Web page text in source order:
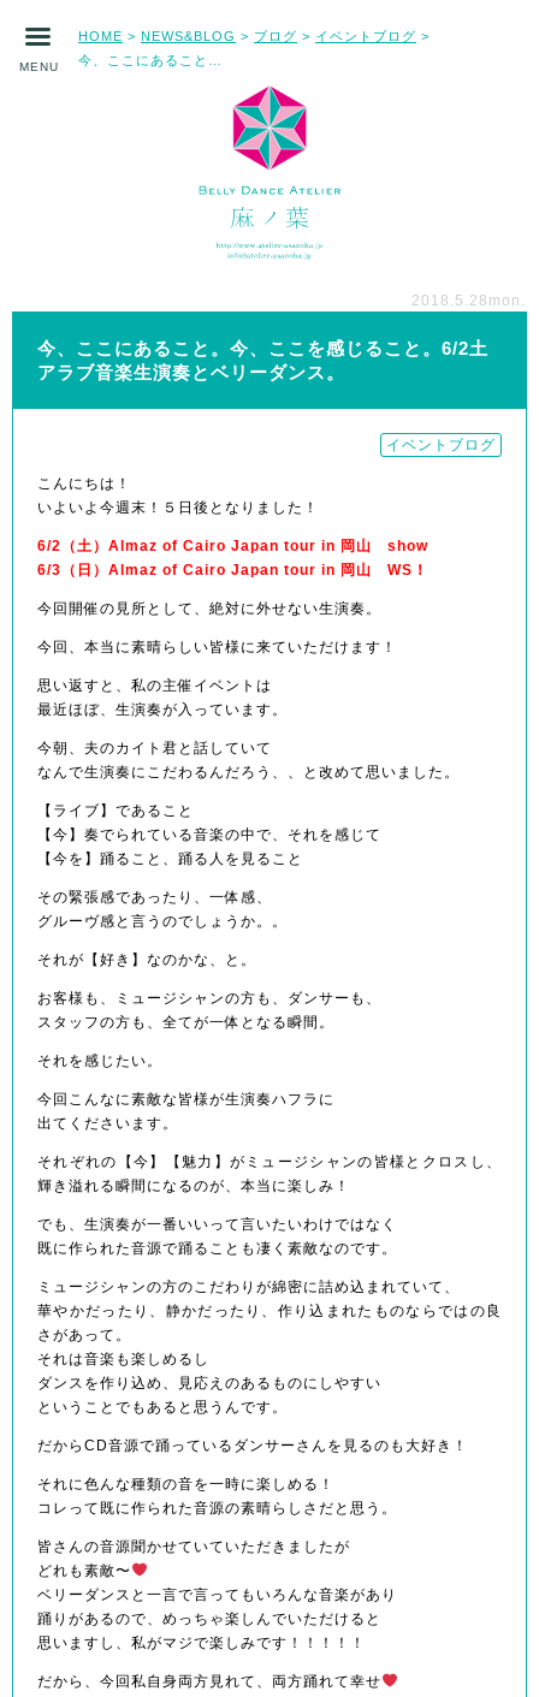
MENU
HOME > NEWS&BLOG > ブログ > イベントブログ >
2018.5.28 mon.
今、ここにあること。今、ここを感じること。6/2土
アラブ音楽生演奏とベリーダンス。
イベントブログ
こんにちは！
いよいよ今週末！５日後となりました！
6/2（土）Almaz of Cairo Japan tour in 岡山 show
6/3（日）Almaz of Cairo Japan tour in 岡山 WS！
今回開催の見所として、絶対に外せない生演奏。
今回、本当に素晴らしい皆様に来ていただけます！
思い返すと、私の主催イベントは
最近ほぼ、生演奏が入っています。
今朝、夫のカイト君と話していて
なんで生演奏にこだわるんだろう、、と改めて思いました。
【ライブ】であること
【今】奏でられている音楽の中で、それを感じて
【今を】踊ること、踊る人を見ること
その緊張感であったり、一体感、
グルーヴ感と言うのでしょうか。。
それが【好き】なのかな、と。
お客様も、ミュージシャンの方も、ダンサーも、
スタッフの方も、全てが一体となる瞬間。
それを感じたい。
今回こんなに素敵な皆様が生演奏ハフラに
出てくださいます。
それぞれの【今】【魅力】がミュージシャンの皆様とクロスし、
輝き溢れる瞬間になるのが、本当に楽しみ！
でも、生演奏が一番いいって言いたいわけではなく
既に作られた音源で踊ることも凄く素敵なのです。
ミュージシャンの方のこだわりが綿密に詰め込まれていて、
華やかだったり、静かだったり、作り込まれたものならではの良
さがあって。
それは音楽も楽しめるし
ダンスを作り込め、見応えのあるものにしやすい
ということでもあると思うんです。
だからCD音源で踊っているダンサーさんを見るのも大好き！
それに色んな種類の音を一時に楽しめる！
コレって既に作られた音源の素晴らしさだと思う。
皆さんの音源聞かせていていただきましたが
どれも素敵〜
ベリーダンスと一言で言ってもいろんな音楽があり
踊りがあるので、めっちゃ楽しんでいただけると
思いますし、私がマジで楽しみです！！！！！
だから、今回私自身両方見れて、両方踊れて幸せ